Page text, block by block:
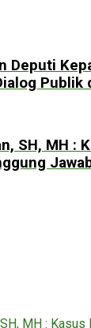
Deputi
Publik
SH, MH :